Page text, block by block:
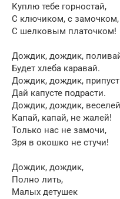
Куплю тебе горностай,
С ключиком, с замочком,
С шелковым платочком!
Дождик, дождик,
Будет хлеба каравай.
Дождик, дождик,
Дай капусте подрасти.
Дождик, дождик,
Капай, капай, не жалей!
Только нас не замочи,
Зря в окошко не стучи!
Дождик, дождик,
Полно лить,
Малых детушек